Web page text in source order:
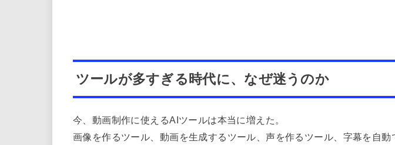
ツールが多すぎる時代に、なぜ迷うのか
今、動画制作に使えるAIツールは本当に増えた。
画像を作るツール、動画を生成するツール、声を作るツール、字幕を自動